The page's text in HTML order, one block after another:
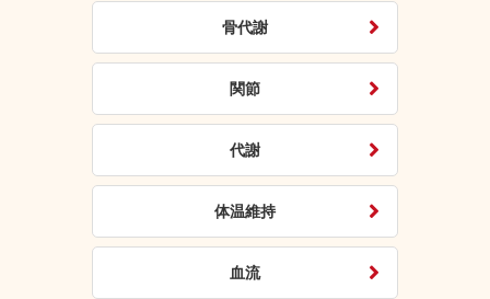
骨代謝
関節
代謝
体温維持
血流